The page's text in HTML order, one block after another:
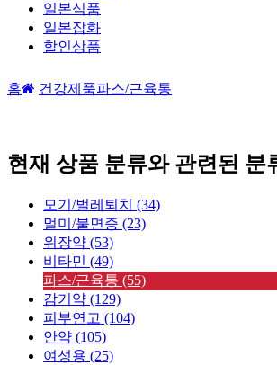
일본식품
일본잡화
할인상품
홈 건강제품파스/근육통
현재 상품 분류와 관련된 분
모기/벌레퇴치 (34)
멀미/불면증 (23)
위장약 (53)
비타민 (49)
파스/근육통 (55)
감기약 (129)
피부연고 (104)
안약 (105)
여성용 (25)